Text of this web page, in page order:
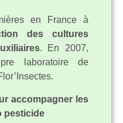
en France à
des cultures
. En 2007,
laboratoire de
accompagner les
pesticide